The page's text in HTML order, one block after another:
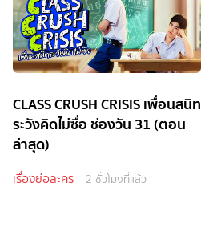
CLASS CRUSH CRISIS เพื่อนสนิท
ระวังคิดไม่ซื่อ ช่องวัน 31 (ตอน
ล่าสุด)
เรื่องย่อละคร 2 ชั่วโมงที่แล้ว